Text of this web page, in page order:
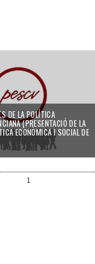
DE LA POLÍTICA
(PRESENTACIÓ DE LA
ECONÒMICA I SOCIAL DE
1